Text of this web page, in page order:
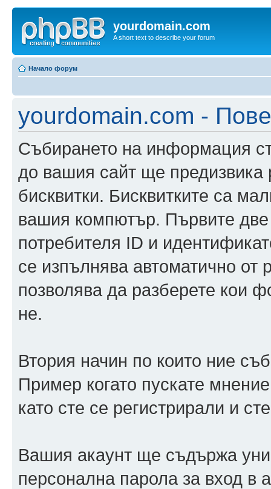
yourdomain.com
A short text to describe your forum
Начало форум
yourdomain.com -
Събирането на информация
до вашия сайт ще
бисквитки. Бисквитките са
вашия компютър. Първите
потребителя ID и
се изпълнява автоматично от
позволява да разберете кои
не.
Втория начин по които ние
Пример когато пускате
като сте се регистрирали и
Вашия акаунт ще съдържа
персонална парола за вход в